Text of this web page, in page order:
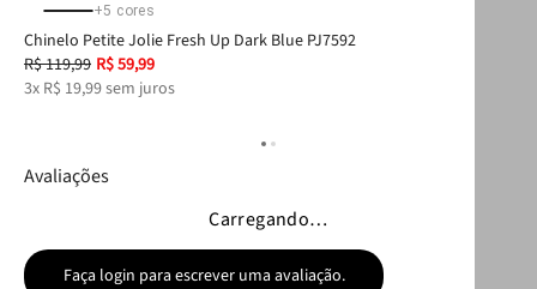
+5 cores
Chinelo Petite Jolie Fresh Up Dark Blue PJ7592
R$119,99 R$59,99
3x R$ 19,99sem juros
Avaliações
Carregando…
Faça login para escrever uma avaliação.